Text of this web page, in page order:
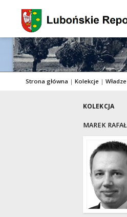
Strona główna | Kolekcje |
KOLEKCJA
MAREK RAFAŁ